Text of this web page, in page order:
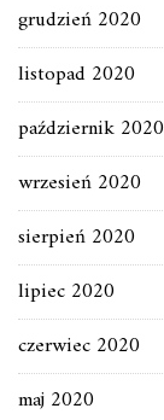
grudzień 2020
listopad 2020
październik 2020
wrzesień 2020
sierpień 2020
lipiec 2020
czerwiec 2020
maj 2020